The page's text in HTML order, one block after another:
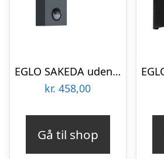
EGLO SAKEDA udendørs væglampe med sensor LED 5W, antracit
kr. 458,00
Gå til shop